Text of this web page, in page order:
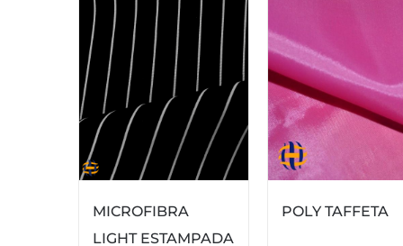
MICROFIBRA
LIGHT ESTAMPADA
POLY TAFFETA